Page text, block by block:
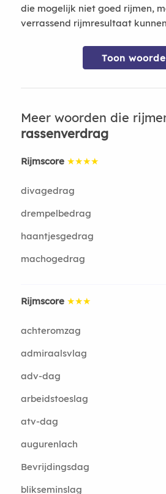
die mogelijk niet goed rijmen,
verrassend rijmresultaat
Toon
Meer woorden die
rassenverdrag
Rijmscore ★★★★
divagedrag
drempelbedrag
haantjesgedrag
machogedrag
Rijmscore ★★★
achteromzag
admiraalsvlag
adv-dag
arbeidstoeslag
atv-dag
augurenlach
Bevrijdingsdag
blikseminslag